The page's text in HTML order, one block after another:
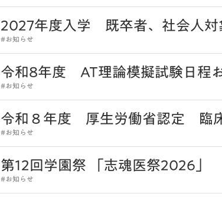
2027年度入学 既卒者、社会人対
#お知らせ
令和8年度 AT理論模擬試験日程
#お知らせ
令和８年度 厚生労働省認定 臨
#お知らせ
第12回学園祭 「志魂医祭2026」
#お知らせ